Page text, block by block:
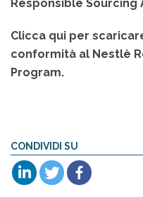
Responsible Sourcing
Clicca qui per
conformità al Nestlè
Program.
CONDIVIDI SU